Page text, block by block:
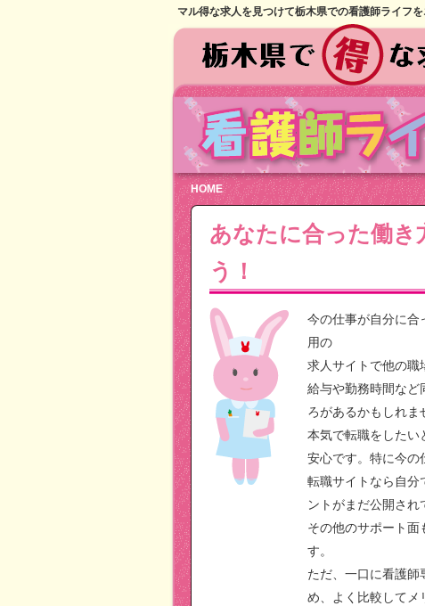
マル得な求人を見つけて栃木県での看護師ライフを
HOME
あなたに合った働き
う！
今の仕事が自分に合
用の
求人サイトで他の職
給与や勤務時間など
ろがあるかもしれま
本気で転職をしたい
安心です。特に今の
転職サイトなら自分
ントがまだ公開され
その他のサポート面
す。
ただ、一口に看護師
め、よく比較してメ